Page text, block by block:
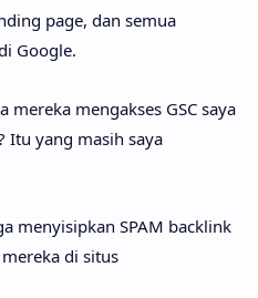
page, dan semua
Google.
mengakses GSC saya
Itu yang masih saya
menyisipkan SPAM backlink
di situs